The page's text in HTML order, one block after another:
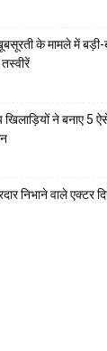
के मामले में बड़ी-
ने बनाए 5
निभाने वाले एक्टर